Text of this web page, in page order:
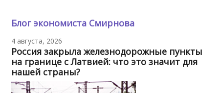
Блог экономиста Смирнова
4 августа, 2026
Россия закрыла железнодорожные пункты
на границе с Латвией: что это значит для
нашей страны?